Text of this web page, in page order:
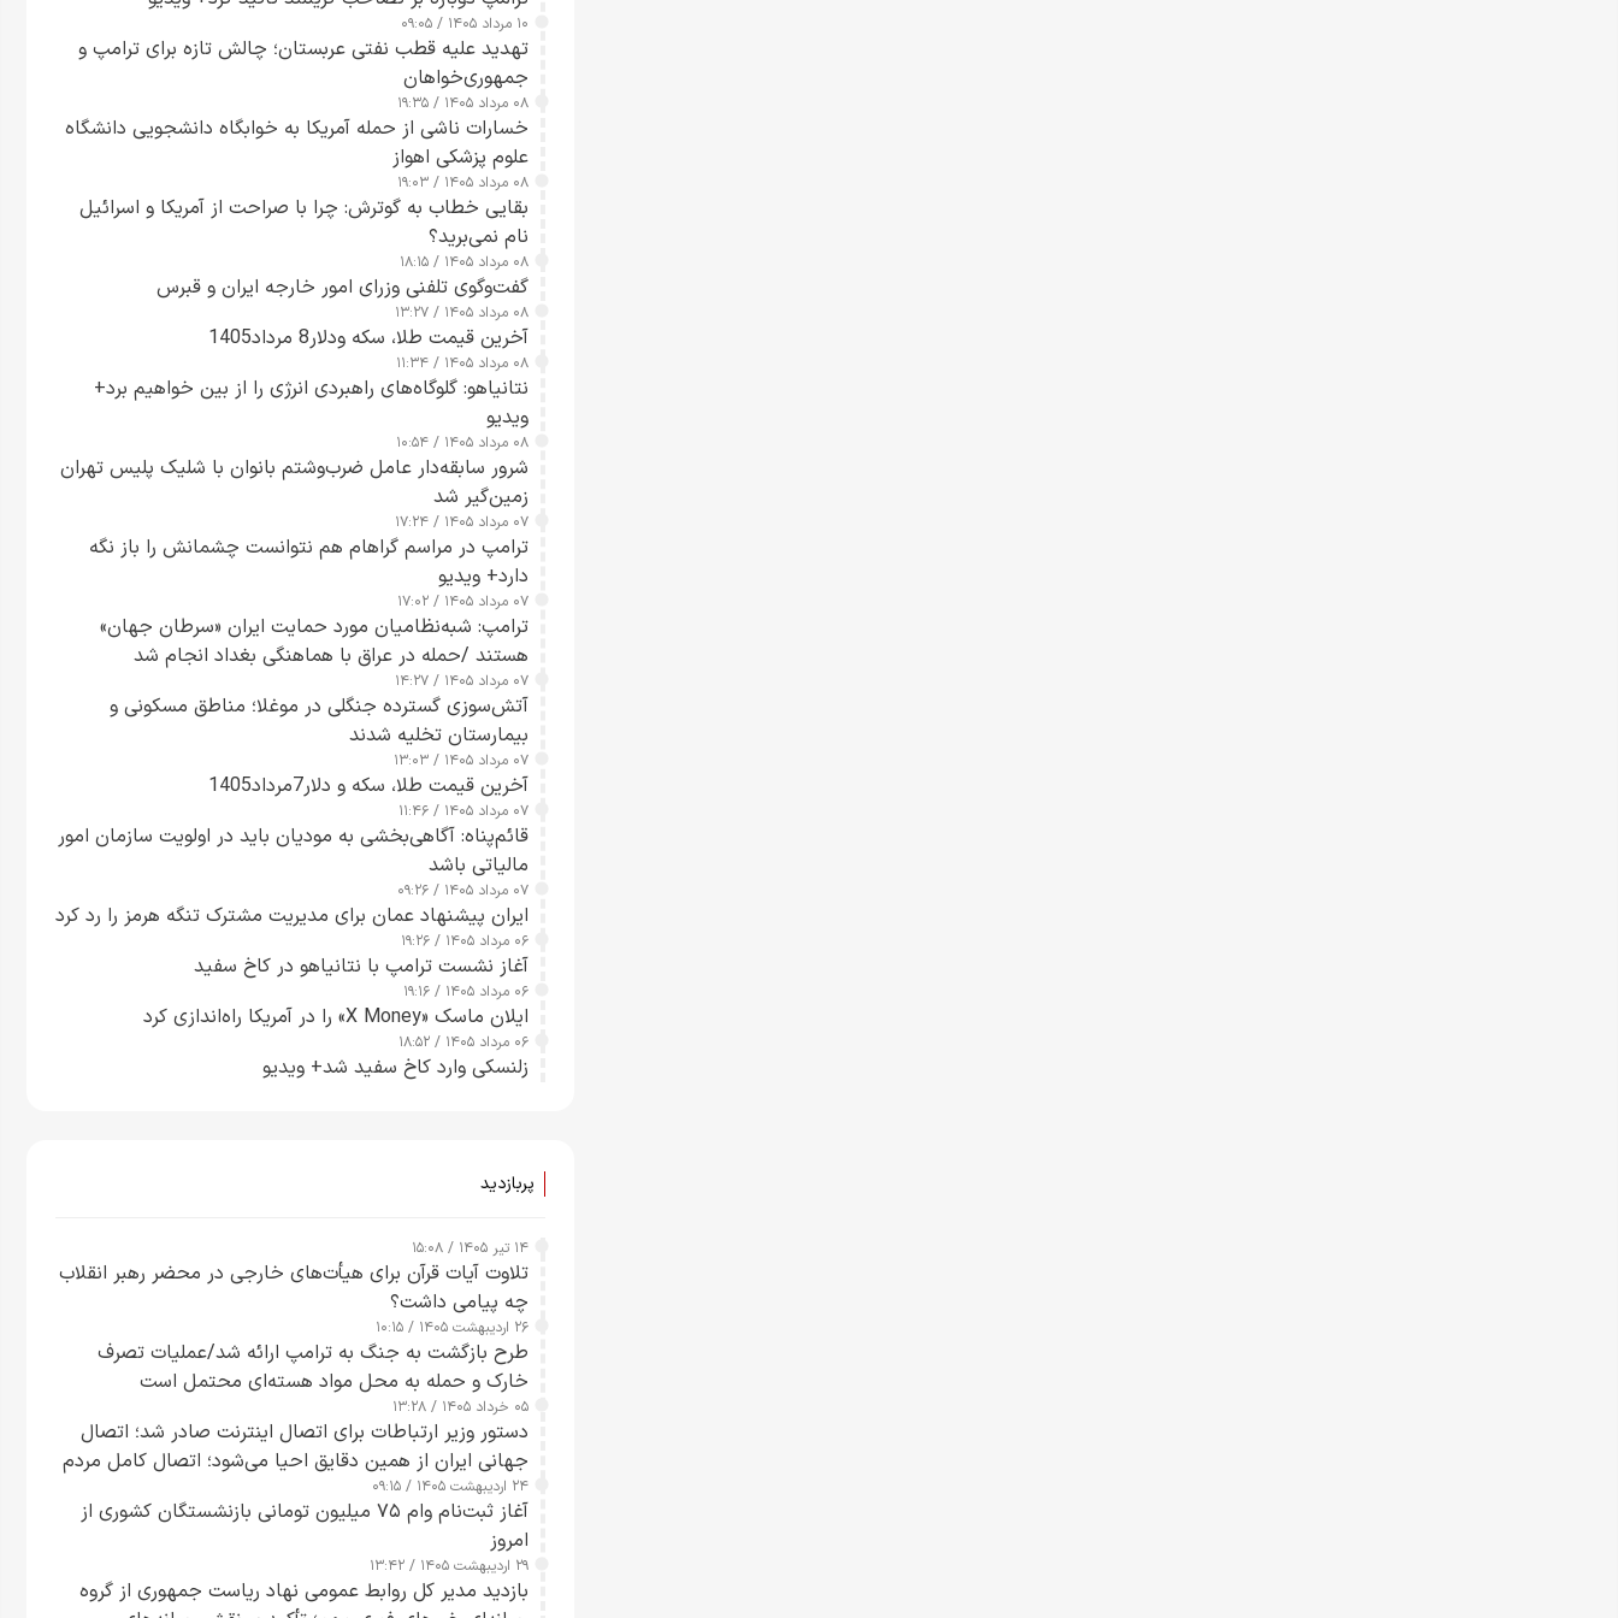
۱۰ مرداد ۱۴۰۵ / ۰۹:۰۵
تهدید علیه قطب نفتی عربستان؛ چالش تازه برای ترامپ و
جمهوری‌خواهان
۰۸ مرداد ۱۴۰۵ / ۱۹:۳۵
خسارات ناشی از حمله آمریکا به خوابگاه دانشجویی دانشگاه
علوم پزشکی اهواز
۰۸ مرداد ۱۴۰۵ / ۱۹:۰۳
بقایی خطاب به گوترش: چرا با صراحت از آمریکا و اسرائیل
نام نمی‌برید؟
۰۸ مرداد ۱۴۰۵ / ۱۸:۱۵
گفت‌وگوی تلفنی وزرای امور خارجه ایران و قبرس
۰۸ مرداد ۱۴۰۵ / ۱۳:۲۷
آخرین قیمت طلا، سکه ودلار8 مرداد1405
۰۸ مرداد ۱۴۰۵ / ۱۱:۳۴
نتانیاهو: گلوگاه‌های راهبردی انرژی را از بین خواهیم برد+
ویدیو
۰۸ مرداد ۱۴۰۵ / ۱۰:۵۴
شرور سابقه‌دار عامل ضرب‌وشتم بانوان با شلیک پلیس تهران
زمین‌گیر شد
۰۷ مرداد ۱۴۰۵ / ۱۷:۲۴
ترامپ در مراسم گراهام هم نتوانست چشمانش را باز نگه
دارد+ ویدیو
۰۷ مرداد ۱۴۰۵ / ۱۷:۰۲
ترامپ: شبه‌نظامیان مورد حمایت ایران «سرطان جهان»
هستند /حمله در عراق با هماهنگی بغداد انجام شد
۰۷ مرداد ۱۴۰۵ / ۱۴:۲۷
آتش‌سوزی گسترده جنگلی در موغلا؛ مناطق مسکونی و
بیمارستان تخلیه شدند
۰۷ مرداد ۱۴۰۵ / ۱۳:۰۳
آخرین قیمت طلا، سکه و دلار7مرداد1405
۰۷ مرداد ۱۴۰۵ / ۱۱:۴۶
قائم‌پناه: آگاهی‌بخشی به مودیان باید در اولویت سازمان امور
مالیاتی باشد
۰۷ مرداد ۱۴۰۵ / ۰۹:۲۶
ایران پیشنهاد عمان برای مدیریت مشترک تنگه هرمز را رد کرد
۰۶ مرداد ۱۴۰۵ / ۱۹:۲۶
آغاز نشست ترامپ با نتانیاهو در کاخ سفید
۰۶ مرداد ۱۴۰۵ / ۱۹:۱۶
ایلان ماسک «X Money» را در آمریکا راه‌اندازی کرد
۰۶ مرداد ۱۴۰۵ / ۱۸:۵۲
زلنسکی وارد کاخ سفید شد+ ویدیو
پربازدید
۱۴ تیر ۱۴۰۵ / ۱۵:۰۸
تلاوت آیات قرآن برای هیأت‌های خارجی در محضر رهبر انقلاب
چه پیامی داشت؟
۲۶ اردیبهشت ۱۴۰۵ / ۱۰:۱۵
طرح‌ بازگشت به جنگ به ترامپ ارائه شد/عملیات تصرف
خارک و حمله به محل مواد هسته‌ای محتمل است
۰۵ خرداد ۱۴۰۵ / ۱۳:۲۸
دستور وزیر ارتباطات برای اتصال اینترنت صادر شد؛ اتصال
جهانی ایران از همین دقایق احیا می‌شود؛ اتصال کامل مردم
تا ۲۴ ساعت آینده
۲۴ اردیبهشت ۱۴۰۵ / ۰۹:۱۵
آغاز ثبت‌نام وام ۷۵ میلیون تومانی بازنشستگان کشوری از
امروز
۲۹ اردیبهشت ۱۴۰۵ / ۱۳:۴۲
بازدید مدیر کل روابط عمومی نهاد ریاست جمهوری از گروه